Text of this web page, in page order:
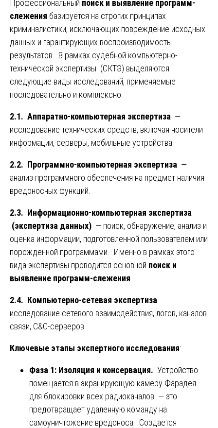
Профессиональный поиск и выявление программ-
слежения базируется на строгих принципах
криминалистики, исключающих повреждение исходных
данных и гарантирующих воспроизводимость
результатов. В рамках судебной компьютерно-
технической экспертизы (СКТЭ) выделяются
следующие виды исследований, применяемые
последовательно и комплексно:
2.1. Аппаратно-компьютерная экспертиза —
исследование технических средств, включая носители
информации, серверы, мобильные устройства.
2.2. Программно-компьютерная экспертиза —
анализ программного обеспечения на предмет наличия
вредоносных функций.
2.3. Информационно-компьютерная экспертиза
(экспертиза данных) — поиск, обнаружение, анализ и
оценка информации, подготовленной пользователем или
порожденной программами. Именно в рамках этого
вида экспертизы проводится основной поиск и
выявление программ-слежения
2.4. Компьютерно-сетевая экспертиза —
исследование сетевого взаимодействия, логов, каналов
связи, C&C-серверов.
Ключевые этапы экспертного исследования:
Фаза 1: Изоляция и консервация. Устройство
помещается в экранирующую камеру Фарадея
для блокировки всех радиоканалов — это
предотвращает удаленную команду на
самоуничтожение вредоноса. Создается